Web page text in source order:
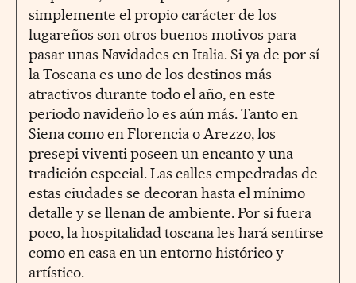
simplemente el propio carácter de los
lugareños son otros buenos motivos para
pasar unas Navidades en Italia. Si ya de por sí
la Toscana es uno de los destinos más
atractivos durante todo el año, en este
periodo navideño lo es aún más. Tanto en
Siena como en Florencia o Arezzo, los
presepi viventi poseen un encanto y una
tradición especial. Las calles empedradas de
estas ciudades se decoran hasta el mínimo
detalle y se llenan de ambiente. Por si fuera
poco, la hospitalidad toscana les hará sentirse
como en casa en un entorno histórico y
artístico.